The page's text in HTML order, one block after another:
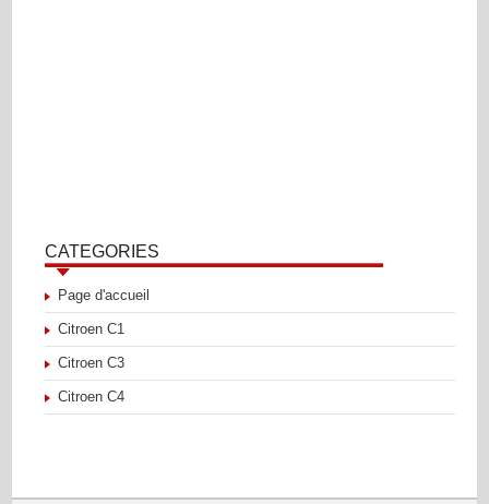
CATEGORIES
Page d'accueil
Citroen C1
Citroen C3
Citroen C4